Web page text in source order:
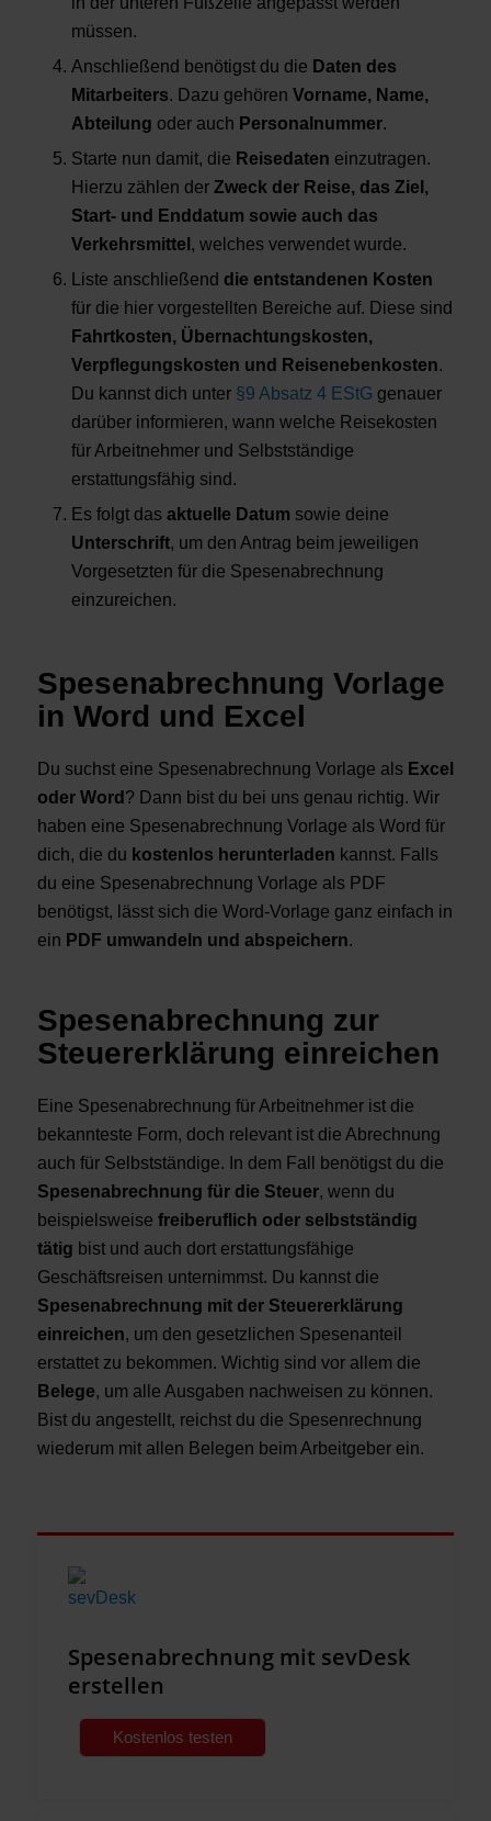
müssen.
Anschließend benötigst du die Daten des
Mitarbeiters. Dazu gehören Vorname, Name,
Abteilung oder auch Personalnummer.
Starte nun damit, die Reisedaten einzutragen.
Hierzu zählen der Zweck der Reise, das Ziel,
Start- und Enddatum sowie auch das
Verkehrsmittel , welches verwendet wurde.
Liste anschließend die entstandenen Kosten
für die hier vorgestellten Bereiche auf. Diese sind
Fahrtkosten, Übernachtungskosten,
Verpflegungskosten und Reisenebenkosten.
Du kannst dich unter §9 Absatz 4 EStG genauer
darüber informieren, wann welche Reisekosten
für Arbeitnehmer und Selbstständige
erstattungsfähig sind.
Es folgt das aktuelle Datum sowie deine
Unterschrift, um den Antrag beim jeweiligen
Vorgesetzten für die Spesenabrechnung
einzureichen.
Spesenabrechnung Vorlage
in Word und Excel
Du suchst eine Spesenabrechnung Vorlage als Excel
oder Word ? Dann bist du bei uns genau richtig. Wir
haben eine Spesenabrechnung Vorlage als Word für
dich, die du kostenlos herunterladen kannst. Falls
du eine Spesenabrechnung Vorlage als PDF
benötigst, lässt sich die Word-Vorlage ganz einfach in
ein PDF umwandeln und abspeichern.
Spesenabrechnung zur
Steuererklärung einreichen
Eine Spesenabrechnung für Arbeitnehmer ist die
bekannteste Form, doch relevant ist die Abrechnung
auch für Selbstständige. In dem Fall benötigst du die
Spesenabrechnung für die Steuer, wenn du
beispielsweise freiberuflich oder selbstständig
tätig bist und auch dort erstattungsfähige
Geschäftsreisen unternimmst. Du kannst die
Spesenabrechnung mit der Steuererklärung
einreichen, um den gesetzlichen Spesenanteil
erstattet zu bekommen. Wichtig sind vor allem die
Belege, um alle Ausgaben nachweisen zu können.
Bist du angestellt, reichst du die Spesenrechnung
wiederum mit allen Belegen beim Arbeitgeber ein.
Spesenabrechnung mit sevDesk
erstellen
Kostenlos testen